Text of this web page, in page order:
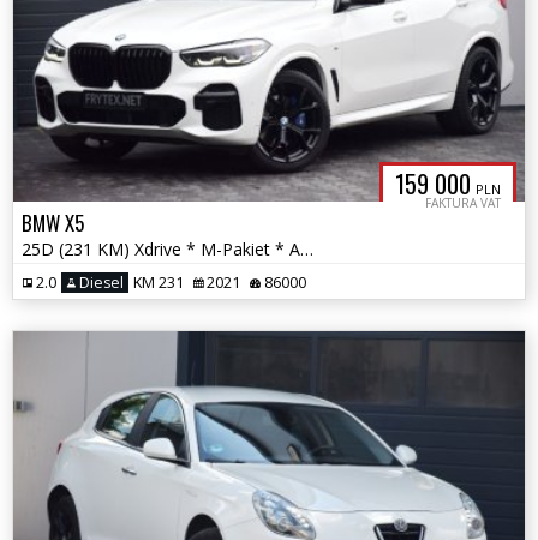
159 000 PLN
FAKTURA VAT
BMW X5
25D (231 KM) Xdrive * M-Pakiet * ACC * BMW LED * Masaż * Kamera *
2.0 Diesel KM 231 2021 86000